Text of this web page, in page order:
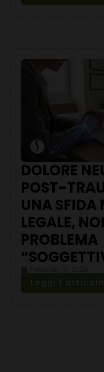
DOLORE
POST-
UNA SFIDA
LEGALE,
PROBLEMA
Leggi l'articolo